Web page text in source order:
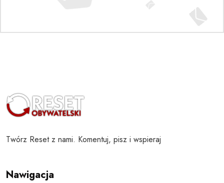
Twórz Reset z nami. Komentuj, pisz i wspieraj
Nawigacja